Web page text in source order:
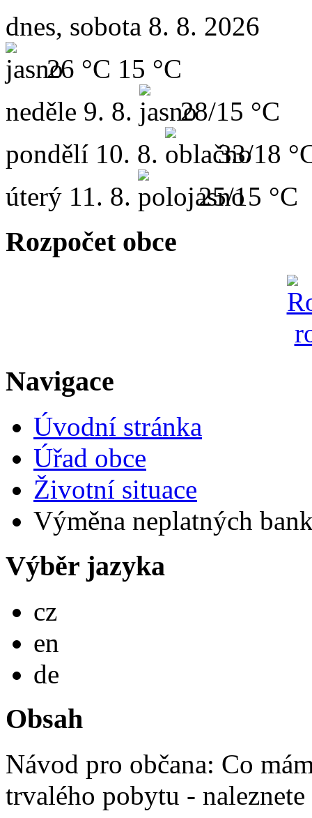
dnes, sobota 8. 8. 2026
26 °C 15 °C
neděle 9. 8.
28/15 °C
pondělí 10. 8.
33/18
úterý 11. 8. 25/15 °C
Rozpočet obce
Navigace
Úvodní stránka
Úřad obce
Životní situace
Výměna neplatných
Výběr jazyka
cz
en
de
Obsah
Návod pro občana: Co
trvalého pobytu - naleznete